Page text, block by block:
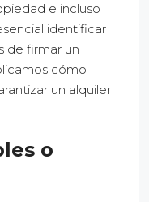
e incluso
identificar
de firmar un
cómo
un alquiler
o